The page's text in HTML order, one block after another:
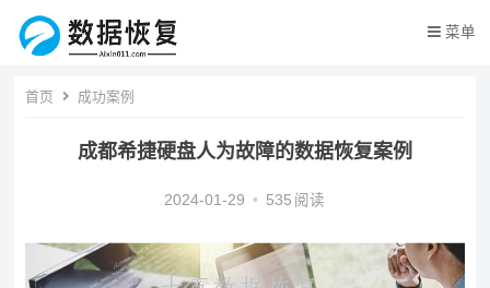
菜单
首页 成功案例
成都希捷硬盘人为故障的数据恢复案例
2024-01-29 • 535 阅读